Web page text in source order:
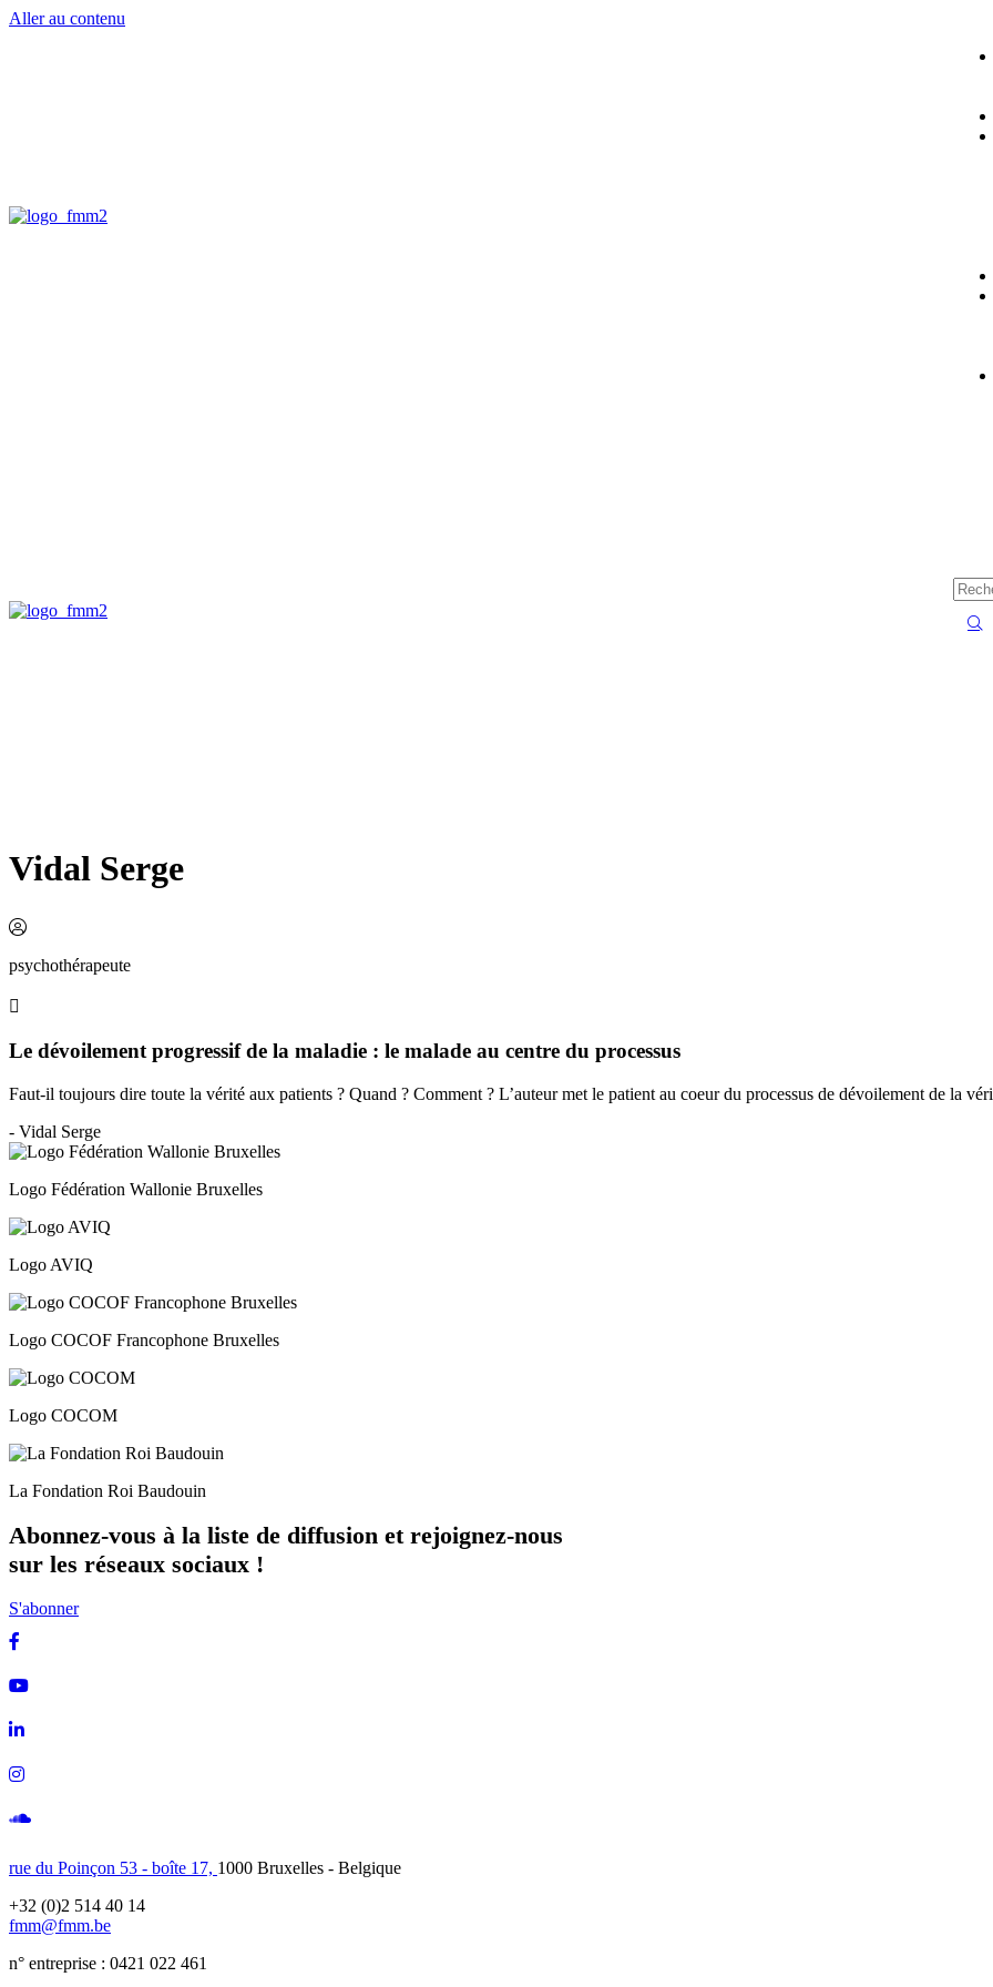
Aller au contenu
Vidal Serge
psychothérapeute
Le dévoilement progressif de la maladie : le malade au centre du processus
Faut-il toujours dire toute la vérité aux patients ? Quand ? Comment ? L’auteur met le patient au coeur du processus de dévoilement de la
- Vidal Serge
Logo Fédération Wallonie Bruxelles
Logo AVIQ
Logo COCOF Francophone Bruxelles
Logo COCOM
La Fondation Roi Baudouin
Abonnez-vous à la liste de diffusion et rejoignez-nous
sur les réseaux sociaux !
S'abonner
rue du Poinçon 53 - boîte 17, 1000 Bruxelles - Belgique
+32 (0)2 514 40 14
fmm@fmm.be
n° entreprise : 0421 022 461